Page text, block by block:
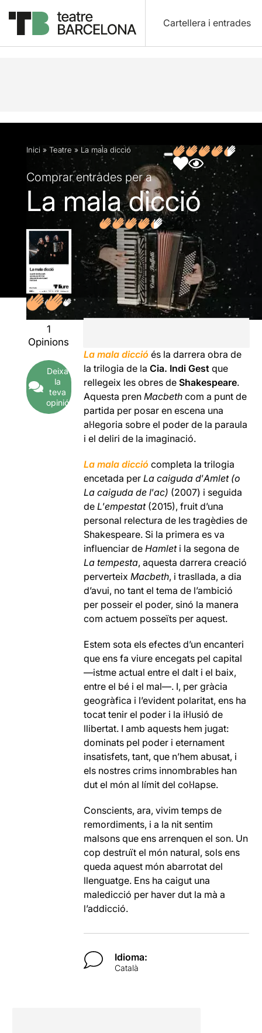
Cartellera i entrades
Descripció Fitxa artística Fotos i vídeos
Inici » Teatre » La mala dicció
Comprar entrades per a
La mala dicció
1
Opinions
Deixa
la
teva
opinió
La mala dicció és la darrera obra de
la trilogia de laCia. Indi Gest que
rellegeix les obres deShakespeare.
Aquesta pren Macbeth com a punt de
partida per posar en escena una
al·legoria sobre el poder de la paraula
i el deliri de la imaginació.
La mala dicció completa la trilogia
encetada perLa caiguda d’Amlet (o
La caiguda de l’ac) (2007) i seguida
deL’empestat(2015), fruit d’una
personal relectura de les tragèdies de
Shakespeare. Si la primera es va
influenciar deHamleti la segona de
La tempesta, aquesta darrera creació
perverteixMacbeth, i trasllada, a dia
d’avui, no tant el tema de l’ambició
per posseir el poder, sinó la manera
com actuem posseïts per aquest.
Estem sota els efectes d’un encanteri
que ens fa viure encegats pel capital
—istme actual entre el dalt i el baix,
entre el bé i el mal—. I, per gràcia
geogràfica i l’evident polaritat, ens ha
tocat tenir el poder i la il·lusió de
llibertat. I amb aquests hem jugat:
dominats pel poder i eternament
insatisfets, tant, que n’hem abusat, i
els nostres crims innombrables han
dut el món al límit del col·lapse.
Conscients, ara, vivim temps de
remordiments, i a la nit sentim
malsons que ens arrenquen el son. Un
cop destruït el món natural, sols ens
queda aquest món abarrotat del
llenguatge. Ens ha caigut una
maledicció per haver dut la mà a
l’addicció.
Idioma:
Català